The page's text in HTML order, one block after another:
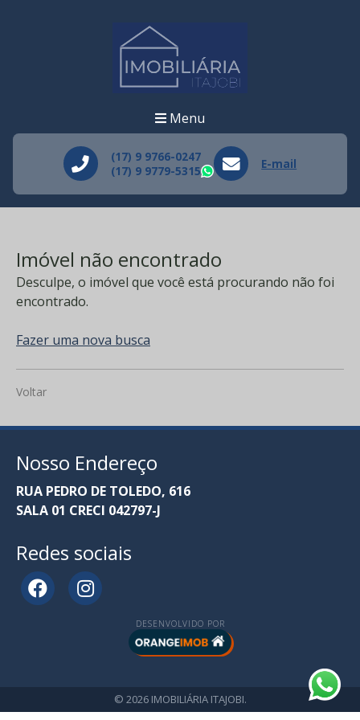
Menu
(17) 9 9766-0247
(17) 9 9779-5315
WhatsApp
E-mail
Imóvel não encontrado
Desculpe, o imóvel que você está procurando não foi
encontrado.
Fazer uma nova busca
Voltar
Nosso Endereço
RUA PEDRO DE TOLEDO, 616
SALA 01 CRECI 042797-J
Redes sociais
DESENVOLVIDO POR
© 2026 IMOBILIÁRIA ITAJOBI.